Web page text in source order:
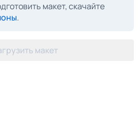
макет, скачайте
.
макет